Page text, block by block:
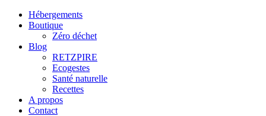
Hébergements
Boutique
Zéro déchet
Blog
RETZPIRE
Ecogestes
Santé naturelle
Recettes
A propos
Contact